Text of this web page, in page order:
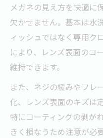
ミング
千葉県内の店
メガネ寿命を左
定期的な点検が叶
メガネの定期
立つ理由
メガネの見え方を快適に
欠かせません。基本は水
ィッシュではなく専用ク
により、レンズ表面のコ
維持できます。
また、ネジの緩みやフレ
化、レンズ表面のキズは
特にコーティングの剥が
きく損なうため注意が必要